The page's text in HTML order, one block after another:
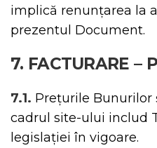
implică renunțarea la
prezentul Document.
7. FACTURARE –
7.1. Prețurile Bunurilor
cadrul site-ului includ
legislației în vigoare.